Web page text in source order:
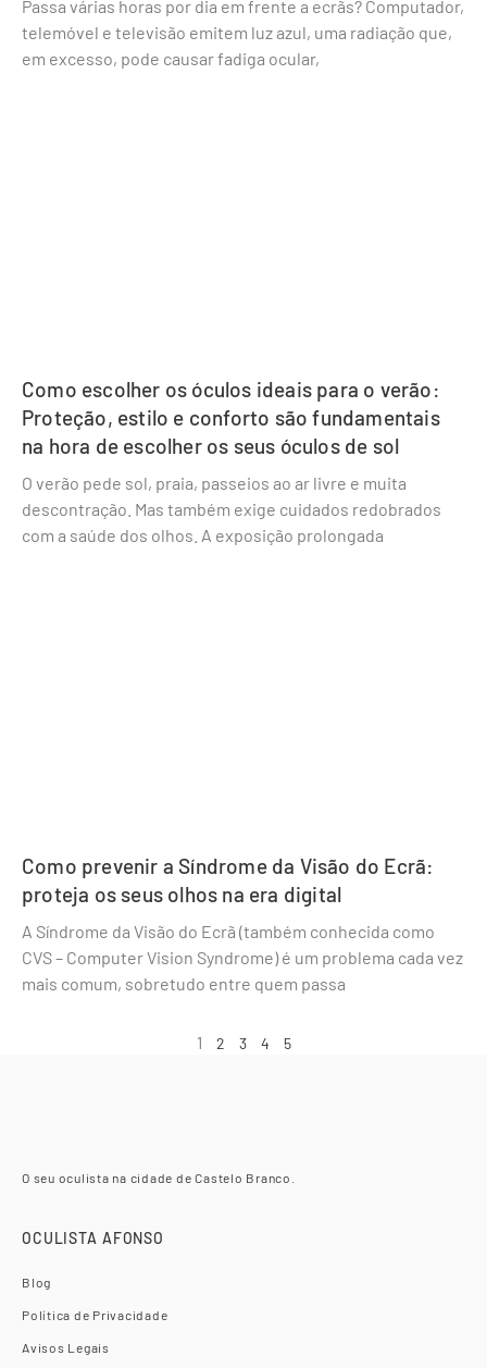
Passa várias horas por dia em frente a ecrãs? Computador,
telemóvel e televisão emitem luz azul, uma radiação que,
em excesso, pode causar fadiga ocular,
Como escolher os óculos ideais para o verão:
Proteção, estilo e conforto são fundamentais
na hora de escolher os seus óculos de sol
O verão pede sol, praia, passeios ao ar livre e muita
descontração. Mas também exige cuidados redobrados
com a saúde dos olhos. A exposição prolongada
Como prevenir a Síndrome da Visão do Ecrã:
proteja os seus olhos na era digital
A Síndrome da Visão do Ecrã (também conhecida como
CVS – Computer Vision Syndrome) é um problema cada vez
mais comum, sobretudo entre quem passa
1 2 3 4 5
O seu oculista na cidade de Castelo Branco.
OCULISTA AFONSO
Blog
Política de Privacidade
Avisos Legais